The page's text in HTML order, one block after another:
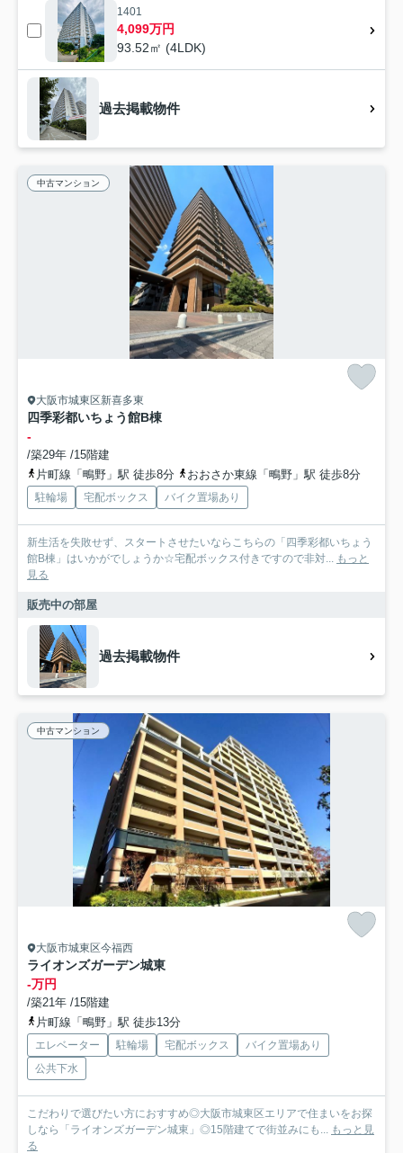
1401
4,099万円
93.52㎡ (4LDK)
過去掲載物件
中古マンション
大阪市城東区新喜多東
四季彩都いちょう館B棟
-
/築29年 /15階建
片町線「鴫野」駅 徒歩8分
おおさか東線「鴫野」駅 徒歩8分
駐輪場 宅配ボックス バイク置場あり
新生活を失敗せず、スタートさせたいならこちらの「四季彩都いちょう
館B棟」はいかがでしょうか☆宅配ボックス付きですので非対... もっと
見る
販売中の部屋
過去掲載物件
中古マンション
大阪市城東区今福西
ライオンズガーデン城東
-万円
/築21年 /15階建
片町線「鴫野」駅 徒歩13分
エレベーター 駐輪場 宅配ボックス
バイク置場あり
公共下水
こだわりで選びたい方におすすめ◎大阪市城東区エリアで住まいをお探
しなら「ライオンズガーデン城東」◎15階建てで街並みにも... もっと見
る